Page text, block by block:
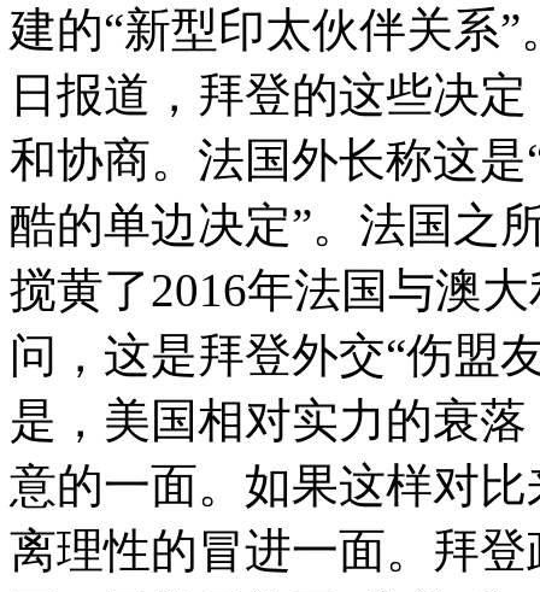
建的“新型印太伙伴关系
日报道，拜登的这些决
和协商。法国外长称这
酷的单边决定”。法国之
搅黄了2016年法国与澳
问，这是拜登外交“伤盟
是，美国相对实力的衰
意的一面。如果这样对
离理性的冒进一面。拜